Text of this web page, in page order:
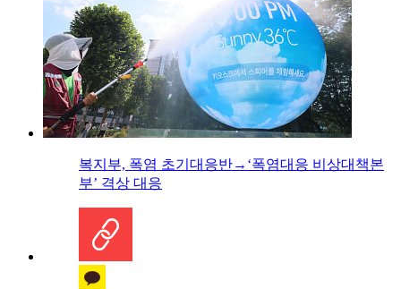
복지부, 폭염 초기대응반→‘폭염대응 비상대책본
부’ 격상 대응